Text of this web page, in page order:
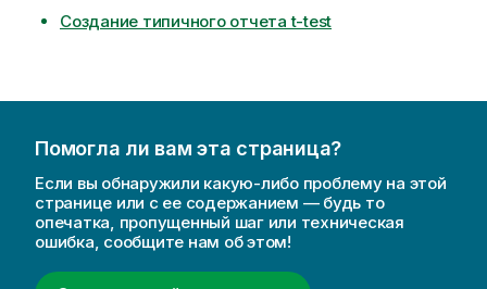
Создание типичного отчета t-test
Помогла ли вам эта страница?
Если вы обнаружили какую-либо проблему на этой
странице или с ее содержанием — будь то
опечатка, пропущенный шаг или техническая
ошибка, сообщите нам об этом!